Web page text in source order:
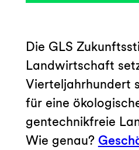
Die GLS
Landwirtschaft
Vierteljahrhundert
für eine
gentechnikfreie
Wie genau?